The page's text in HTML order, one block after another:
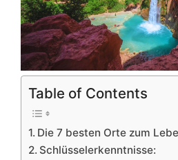
Table of Contents
Die 7 besten Orte zum
Schlüsselerkenntnisse: